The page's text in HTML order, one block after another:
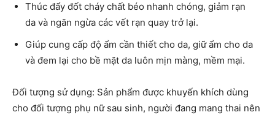
Thúc đẩy đốt cháy chất béo nhanh chóng, giảm rạn
da và ngăn ngừa các vết rạn quay trở lại.
Giúp cung cấp độ ẩm cần thiết cho da, giữ ẩm cho da
và đem lại cho bề mặt da luôn mịn màng, mềm mại.
Đối tượng sử dụng: Sản phẩm được khuyến khích dùng
cho đối tượng phụ nữ sau sinh, người đang mang thai nên